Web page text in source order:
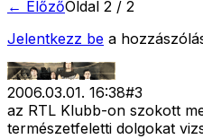
← ElőzőOldal 2 / 2
Jelentkezz be a
2006.03.01. 16:38#3
az RTL Klubb-on szokott
természetfeletti dolgokat